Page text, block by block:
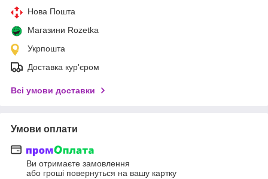
Нова Пошта
Магазини Rozetka
Укрпошта
Доставка кур'єром
Всі умови доставки
Умови оплати
Ви отримаєте замовлення
або гроші повернуться на вашу картку